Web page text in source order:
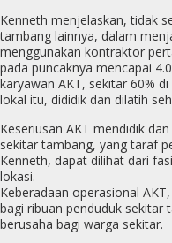
Kenneth menjelaskan, tidak
tambang lainnya, dalam
menggunakan kontraktor
pada puncaknya mencapai
karyawan AKT, sekitar 60%
lokal itu, dididik dan dilatih
Keseriusan AKT mendidik
sekitar tambang, yang taraf
Kenneth, dapat dilihat dari
lokasi.
Keberadaan operasional
bagi ribuan penduduk sekitar
berusaha bagi warga sekitar.